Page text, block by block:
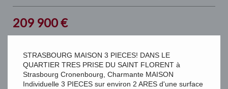
209 900€
STRASBOURG MAISON 3 PIECES! DANS LE
QUARTIER TRES PRISE DU SAINT FLORENT à
Strasbourg Cronenbourg, Charmante MAISON
Individuelle 3 PIECES sur environ 2 ARES d'une surface